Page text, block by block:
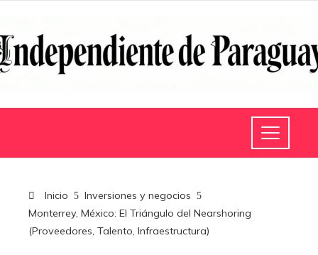
Inicio
Inversiones y negocios
Monterrey, México: El Triángulo del Nearshoring
(Proveedores, Talento, Infraestructura)